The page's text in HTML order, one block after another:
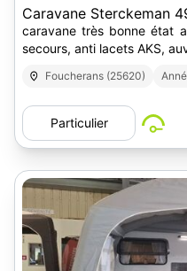
Caravane Sterckeman
caravane très bonne état
secours, anti lacets AKS,
Foucherans (25620)
Particulier